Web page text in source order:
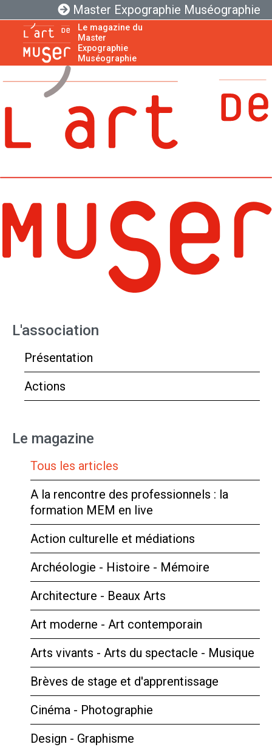
Master Expographie Muséographie
Le magazine du
Master
Expographie
Muséographie
L'association
Présentation
Actions
Le magazine
Tous les articles
A la rencontre des professionnels : la
formation MEM en live
Action culturelle et médiations
Archéologie - Histoire - Mémoire
Architecture - Beaux Arts
Art moderne - Art contemporain
Arts vivants - Arts du spectacle - Musique
Brèves de stage et d'apprentissage
Cinéma - Photographie
Design - Graphisme